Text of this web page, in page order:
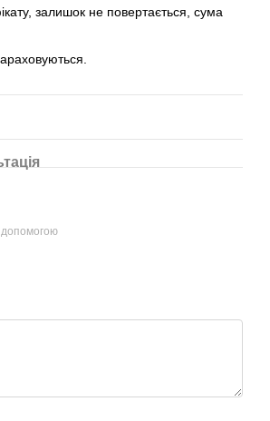
залишок не повертається, сума
допомогою